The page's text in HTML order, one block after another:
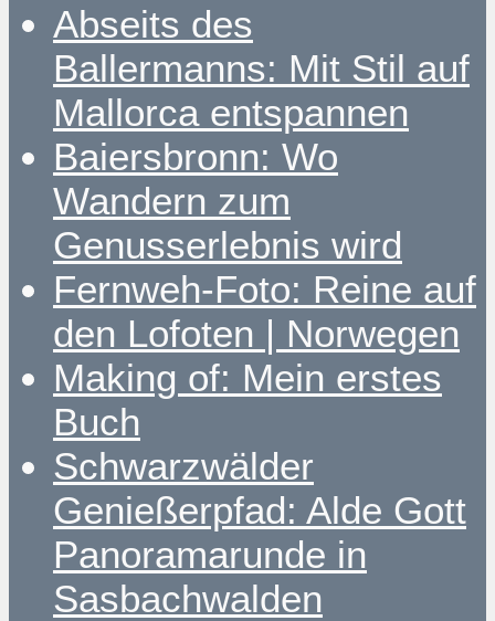
Abseits des
Ballermanns: Mit Stil auf
Mallorca entspannen
Baiersbronn: Wo
Wandern zum
Genusserlebnis wird
Fernweh-Foto: Reine auf
den Lofoten | Norwegen
Making of: Mein erstes
Buch
Schwarzwälder
Genießerpfad: Alde Gott
Panoramarunde in
Sasbachwalden